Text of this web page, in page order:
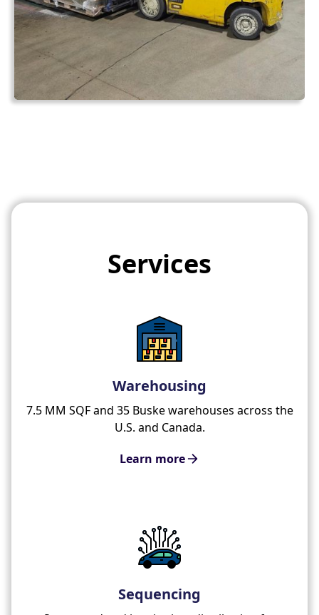
Services
Warehousing
7.5 MM SQF and 35 Buske warehouses across the
U.S. and Canada.
Learn more
Sequencing